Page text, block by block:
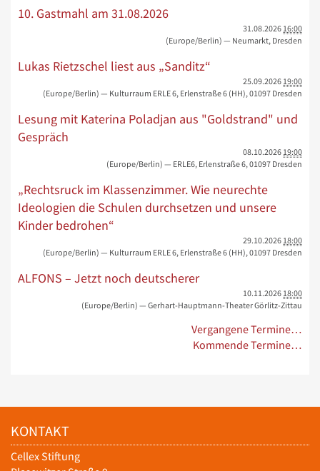
10. Gastmahl am 31.08.2026
31.08.2026 16:00
(Europe/Berlin) — Neumarkt, Dresden
Lukas Rietzschel liest aus „Sanditz“
25.09.2026 19:00
(Europe/Berlin) — Kulturraum ERLE 6, Erlenstraße 6 (HH), 01097 Dresden
Lesung mit Katerina Poladjan aus "Goldstrand" und
Gespräch
08.10.2026 19:00
(Europe/Berlin) — ERLE6, Erlenstraße 6, 01097 Dresden
„Rechtsruck im Klassenzimmer. Wie neurechte
Ideologien die Schulen durchsetzen und unsere
Kinder bedrohen“
29.10.2026 18:00
(Europe/Berlin) — Kulturraum ERLE 6, Erlenstraße 6 (HH), 01097 Dresden
ALFONS – Jetzt noch deutscherer
10.11.2026 18:00
(Europe/Berlin) — Gerhart-Hauptmann-Theater Görlitz-Zittau
Vergangene Termine…
Kommende Termine…
KONTAKT
Cellex Stiftung